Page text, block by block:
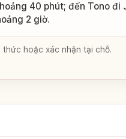
40 phút; đến Tono đi
2 giờ.
hoặc xác nhận tại chỗ.